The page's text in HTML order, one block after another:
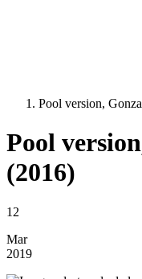
Pool version,
Pool
(2016)
12
Mar
2019